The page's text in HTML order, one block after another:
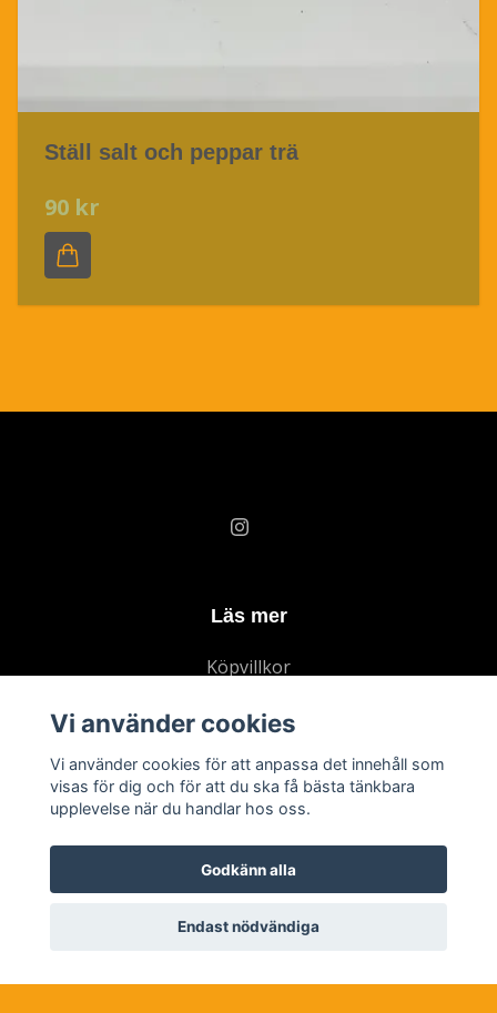
Ställ salt och peppar trä
90 kr
Läs mer
Köpvillkor
Prenumerera på vårt nyhetsbrev
Prenumerera
Vi använder cookies
Vi använder cookies för att anpassa det innehåll som
visas för dig och för att du ska få bästa tänkbara
upplevelse när du handlar hos oss.
Godkänn alla
Endast nödvändiga